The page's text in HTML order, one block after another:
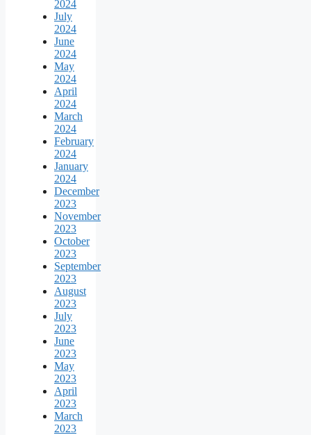
2024
July
2024
June
2024
May
2024
April
2024
March
2024
February
2024
January
2024
December
2023
November
2023
October
2023
September
2023
August
2023
July
2023
June
2023
May
2023
April
2023
March
2023